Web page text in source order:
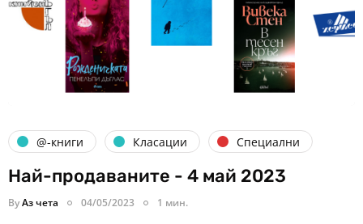
@-книги Класации Специални
Най-продаваните - 4 май 2023
ByАз чета 04/05/2023 1 мин.